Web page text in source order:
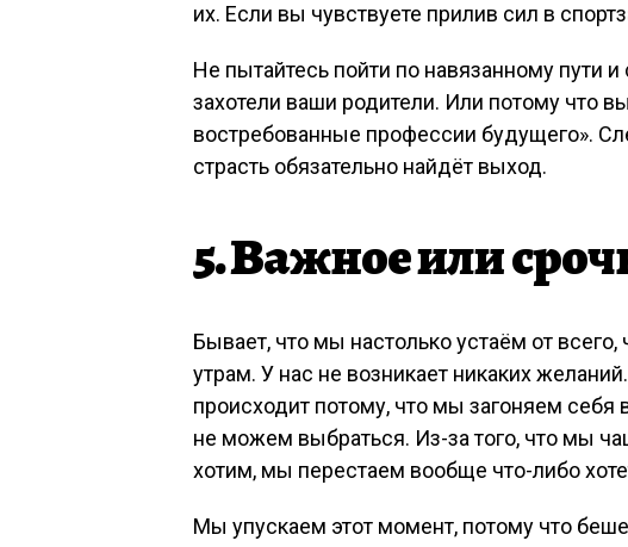
их. Если вы чувствуете прилив сил в
Не пытайтесь пойти по навязанному пути
захотели ваши родители. Или потому что
востребованные профессии будущего».
страсть обязательно найдёт выход.
5. Важное или
Бывает, что мы настолько устаём от всего,
утрам. У нас не возникает никаких
происходит потому, что мы загоняем себя
не можем выбраться. Из-за того, что мы
хотим, мы перестаем вообще что-либо
Мы упускаем этот момент, потому что